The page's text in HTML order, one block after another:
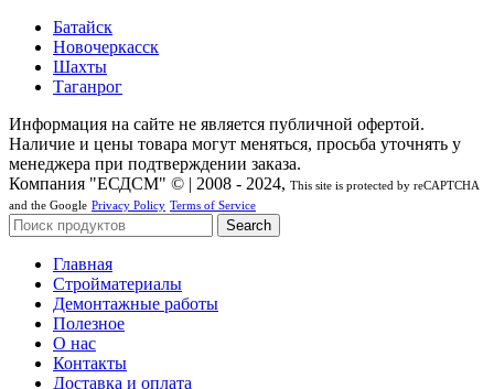
Батайск
Новочеркасск
Шахты
Таганрог
Информация на сайте не является публичной офертой.
Наличие и цены товара могут меняться, просьба уточнять у
менеджера при подтверждении заказа.
Компания "ЕСДСМ" © | 2008 - 2024, This site is protected by reCAPTCHA
and the Google Privacy Policy Terms of Service
Search
Главная
Стройматериалы
Демонтажные работы
Полезное
О нас
Контакты
Доставка и оплата